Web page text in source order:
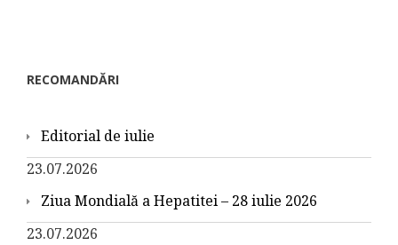
RECOMANDĂRI
Editorial de iulie
23.07.2026
Ziua Mondială a Hepatitei – 28 iulie 2026
23.07.2026